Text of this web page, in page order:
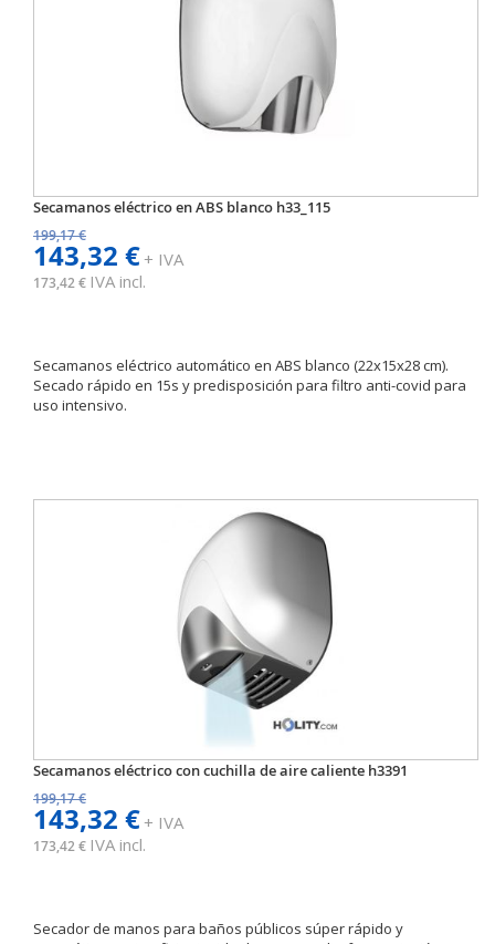
Secamanos eléctrico en ABS blanco h33_115
199,17 €
143,32 €+ IVA
173,42 € IVA incl.
Secamanos eléctrico automático en ABS blanco (22x15x28 cm).
Secado rápido en 15s y predisposición para filtro anti-covid para
uso intensivo.
Secamanos eléctrico con cuchilla de aire caliente h3391
199,17 €
143,32 €+ IVA
173,42 € IVA incl.
Secador de manos para baños públicos súper rápido y